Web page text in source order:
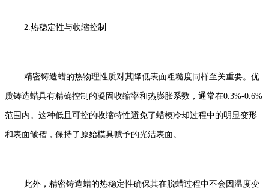
2.热稳定性与收缩控制
精密铸造蜡的热物理性质对其降低表面粗糙度同样至关重要。优
质铸造蜡具有精确控制的凝固收缩率和热膨胀系数，通常在0.3%-0.6%
范围内。这种低且可控的收缩特性避免了蜡模冷却过程中的明显变形
和表面皱褶，保持了原始模具赋予的光洁表面。
此外，精密铸造蜡的热稳定性确保其在脱蜡过程中不会因温度变